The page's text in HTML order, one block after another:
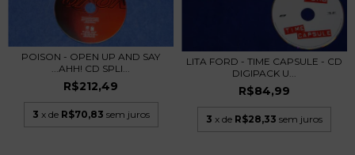
POISON - OPEN UP AND SAY
...AHH! CD SPLI...
R$212,49
3 x de R$70,83 sem juros
LITA FORD - TIME CAPSULE - CD
DIGIPACK U...
R$84,99
3 x de R$28,33 sem juros